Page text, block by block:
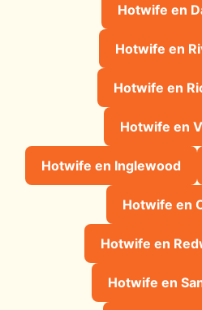
Hotwife en
Hotwife en
Hotwife en
Hotwife en
Hotwife en Inglewood
Hotwife en
Hotwife en
Hotwife en